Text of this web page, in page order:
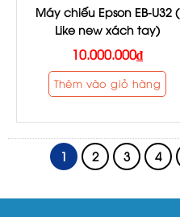
Máy chiếu Epson EB-U32 (
Like new xách tay)
10.000.000₫
Thêm vào giỏ hàng
1 2 3 4